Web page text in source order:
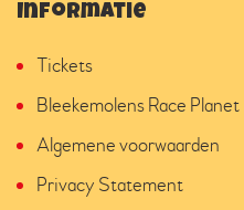
Informatie
Tickets
Bleekemolens Race Planet
Algemene voorwaarden
Privacy Statement